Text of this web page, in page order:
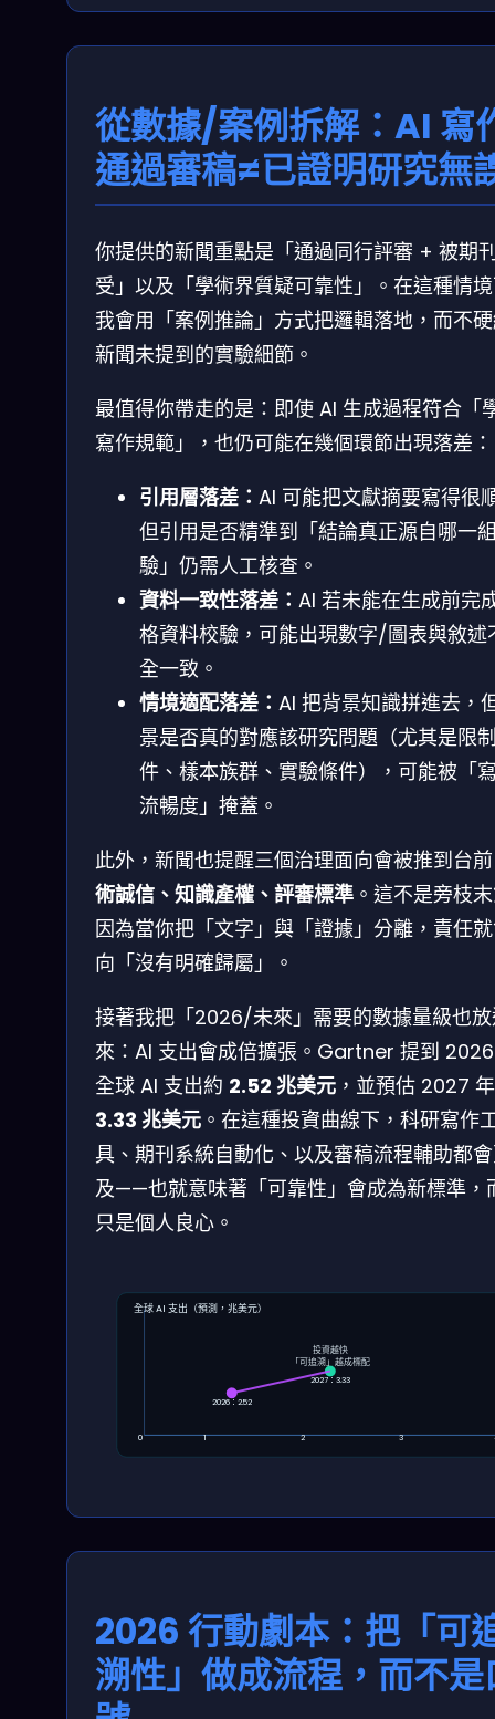
從數據/案例拆解：AI 寫
通過審稿≠已證明研究無
你提供的新聞重點是「通過同行評審 + 被期
受」以及「學術界質疑可靠性」。在這種情
我會用「案例推論」方式把邏輯落地，而不
新聞未提到的實驗細節。
最值得你帶走的是：即使 AI 生成過程符合「
寫作規範」，也仍可能在幾個環節出現落差：
引用層落差： AI 可能把文獻摘要寫得很
但引用是否精準到「結論真正源自哪一
驗」仍需人工核查。
資料一致性落差： AI 若未能在生成前完
格資料校驗，可能出現數字/圖表與敘述
全一致。
情境適配落差： AI 把背景知識拼進去，
景是否真的對應該研究問題（尤其是限
件、樣本族群、實驗條件），可能被「
流暢度」掩蓋。
此外，新聞也提醒三個治理面向會被推到台
術誠信、知識產權、評審標準 。這不是旁枝
因為當你把「文字」與「證據」分離，責任
向「沒有明確歸屬」。
接著我把「2026/未來」需要的數據量級也
來：AI 支出會成倍擴張。Gartner 提到
全球 AI 支出約 2.52 兆美元 ，並預估 2027
3.33 兆美元 。在這種投資曲線下，科研寫作
具、期刊系統自動化、以及審稿流程輔助都
及——也就意味著「可靠性」會成為新標準，
只是個人良心。
全球 AI 支出（預測，兆美元）
0 1 2 3
2026：2.52
2027：3.33
投資越快
「可追溯」越成標配
2026 行動劇本：把「可
溯性」做成流程，而不是